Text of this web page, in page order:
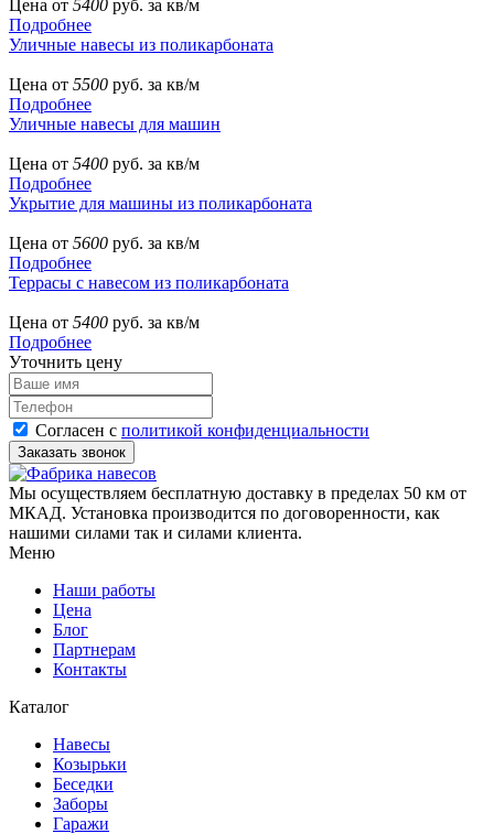
Цена от 5400 руб. за кв/м
Подробнее
Уличные навесы из поликарбоната
Цена от 5500 руб. за кв/м
Подробнее
Уличные навесы для машин
Цена от 5400 руб. за кв/м
Подробнее
Укрытие для машины из поликарбоната
Цена от 5600 руб. за кв/м
Подробнее
Террасы с навесом из поликарбоната
Цена от 5400 руб. за кв/м
Подробнее
Уточнить цену
Согласен с политикой конфиденциальности
Мы осуществляем бесплатную доставку в пределах 50 км от
МКАД. Установка производится по договоренности, как
нашими силами так и силами клиента.
Меню
Наши работы
Цена
Блог
Партнерам
Контакты
Каталог
Навесы
Козырьки
Беседки
Заборы
Гаражи